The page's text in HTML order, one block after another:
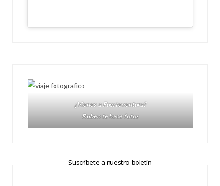
¿Vienes a Fuerteventura?
Ruben te hace fotos
Suscríbete a nuestro boletín